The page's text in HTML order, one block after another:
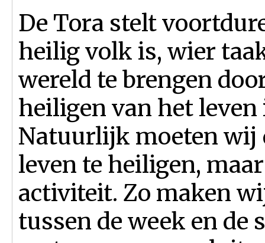
De Tora stelt
heilig volk is, wier
wereld te brengen
heiligen van het leven
Natuurlijk moeten wij
leven te heiligen,
activiteit. Zo maken
tussen de week en de